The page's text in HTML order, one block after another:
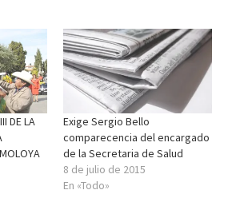
DE LA
Exige Sergio Bello
comparecencia del encargado
de la Secretaria de Salud
8 de julio de 2015
En «Todo»